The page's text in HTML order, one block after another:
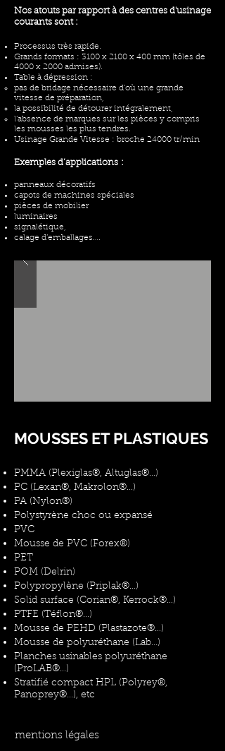
Nos atouts par rapport à des centres d'usinage
courants sont :
Processus très rapide.
Grands formats : 3100 x 2100 x 400 mm (tôles de
4000 x 2000 admises).
Table à dépression :
pas de bridage nécessaire d’où une grande
vitesse de préparation,
la possibilité de détourer intégralement,
l’absence de marques sur les pièces y compris
les mousses les plus tendres.
Usinage Grande Vitesse : broche 24000 tr/min
Exemples d’applications :
panneaux décoratifs
capots de machines spéciales
pièces de mobilier
luminaires
signalétique,
calage d’emballages….
MOUSSES ET PLASTIQUES
PMMA (Plexiglas®, Altuglas®…)
PC (Lexan®, Makrolon®…)
PA (Nylon®)
Polystyrène choc ou expansé
PVC
Mousse de PVC (Forex®)
PET
POM (Delrin)
Polypropylène (Priplak®…)
Solid surface (Corian®, Kerrock®…)
PTFE (Téflon®…)
Mousse de PEHD (Plastazote®…)
Mousse de polyuréthane (Lab…)
Planches usinables polyuréthane
(ProLAB®…)
Stratifié compact HPL (Polyrey®,
Panoprey®…), etc
mentions légales